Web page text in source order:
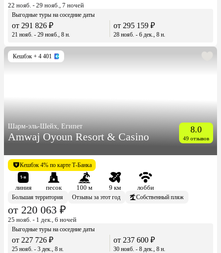
22 нояб. - 29 нояб., 7 ночей
Выгодные туры на соседние даты
от 291 826 ₽
21 нояб. - 29 нояб., 8 н.
от 295 159 ₽
28 нояб. - 6 дек., 8 н.
Кешбэк + 4 401
Шарм-эль-Шейх, Египет
Amwaj Oyoun Resort & Casino
8.0
49 отзывов
Кешбэк 4% по карте Т-Банка
линия песок 100 м 9 км
лобби
Большая территория
Отзывы за этот год Собственный пляж
от 220 063 ₽
25 нояб. - 1 дек., 6 ночей
Выгодные туры на соседние даты
от 227 726 ₽
25 нояб. - 3 дек., 8 н.
от 237 600 ₽
30 нояб. - 8 дек., 8 н.